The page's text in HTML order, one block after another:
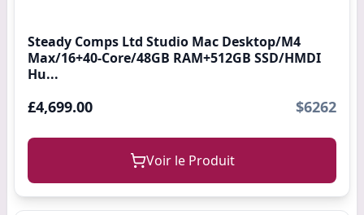
Steady Comps Ltd Studio Mac Desktop/M4
Max/16+40-Core/48GB RAM+512GB SSD/HMDI
Hu...
£4,699.00 $6262
Voir le Produit